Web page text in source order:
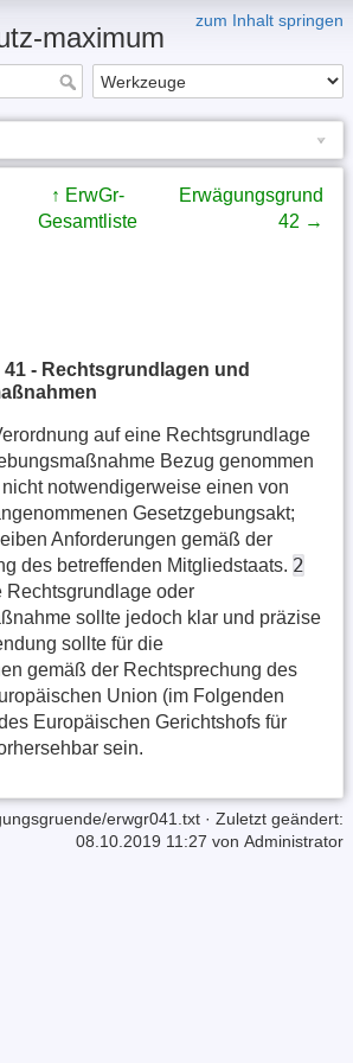
zum Inhalt springen
maximum
↑ ErwGr-
Gesamtliste
Erwägungsgrund
42 →
- Rechtsgrundlagen und
auf eine Rechtsgrundlage
Bezug genommen
notwendigerweise einen von
Gesetzgebungsakt;
Anforderungen gemäß der
des betreffenden Mitgliedstaats. 2
Rechtsgrundlage oder
sollte jedoch klar und präzise
sollte für die
gemäß der Rechtsprechung des
Union (im Folgenden
Europäischen Gerichtshofs für
sein.
erwgr041.txt · Zuletzt geändert:
08.10.2019 11:27 von Administrator